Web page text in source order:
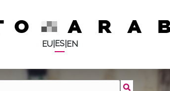
EU| ES| EN